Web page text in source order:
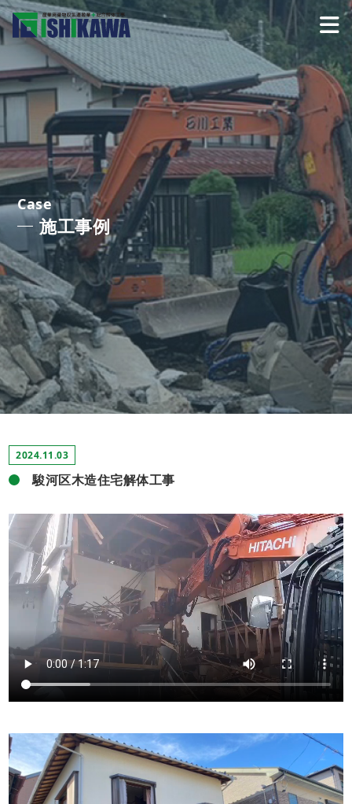
Case
施工事例
2024.11.03
駿河区木造住宅解体工事